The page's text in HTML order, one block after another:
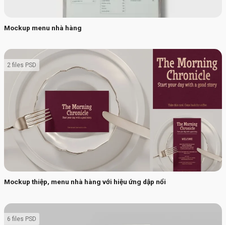
Mockup menu nhà hàng
Mockup thiệp, menu nhà hàng với hiệu ứng dập nổi
2 files PSD
6 files PSD